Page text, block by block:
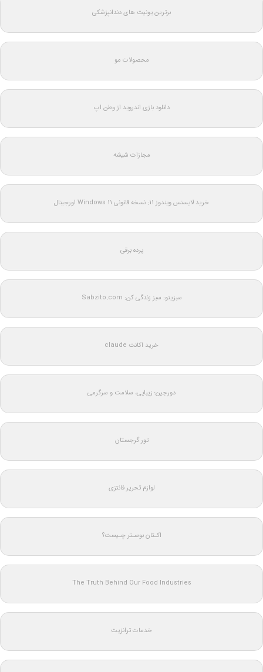
برترین یونیت های دندانپزشکی
محصولات مو
دانلود بازی اندروید از وطن اپ
مجازات شیشه
خرید لایسنس ویندوز 11: نسخه قانونی Windows 11 اورجینال
پرده برقی
سبزیتو: سبز زندگی کن: Sabzito.com
خرید اکانت claude
دورجین؛ زیبایی، سلامت و سرگرمی
تور گرجستان
لوازم تحریر فانتزی
اکـتان بوسـتر چـیست؟
The Truth Behind Our Food Industries
خدمات ترانزیت